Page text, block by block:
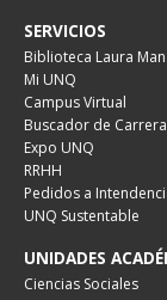
SERVICIOS
Biblioteca Laura
Mi UNQ
Campus Virtual
Buscador de
Expo UNQ
RRHH
Pedidos a
UNQ Sustentable
UNIDADES
Ciencias Sociales